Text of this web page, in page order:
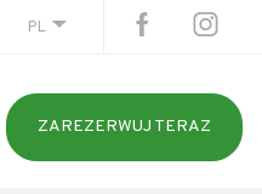
PL
ZAREZERWUJ TERAZ